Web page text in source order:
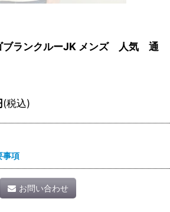
ランクルーJK メンズ 人気 通
(税込)
事項
お問い合わせ